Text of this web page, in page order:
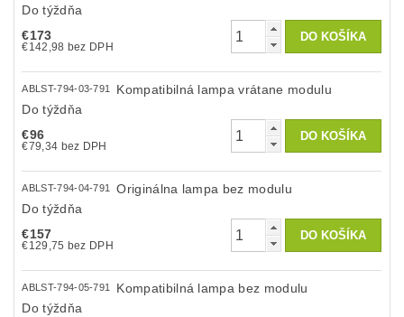
Do týždňa
€173
€142,98 bez DPH
ABLST-794-03-791
Kompatibilná lampa vrátane modulu
Do týždňa
€96
€79,34 bez DPH
ABLST-794-04-791
Originálna lampa bez modulu
Do týždňa
€157
€129,75 bez DPH
ABLST-794-05-791
Kompatibilná lampa bez modulu
Do týždňa